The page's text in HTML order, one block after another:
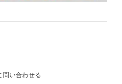
問い合わせる